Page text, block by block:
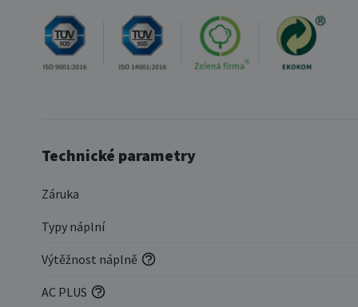
Technické parametry
Záruka
Typy náplní
Výtěžnost náplně
AC PLUS